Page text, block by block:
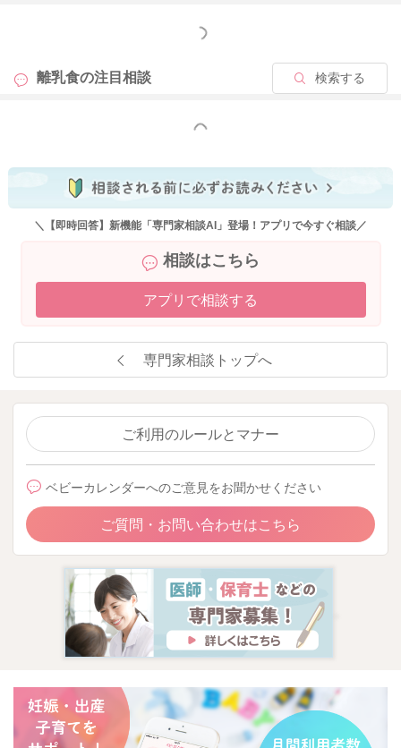
またお困りの際にはご相談ください。
もっと見る
離乳食の注目相談 検索する
もっと見る
＼【即時回答】新機能「専門家相談AI」登場！アプリで今すぐ相談／
相談はこちら
アプリで相談する
専門家相談トップへ
ご利用のルールとマナー
ベビーカレンダーへのご意見をお聞かせください
ご質問・お問い合わせはこちら